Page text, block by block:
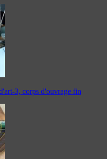
3, corps d'ouvrage fin